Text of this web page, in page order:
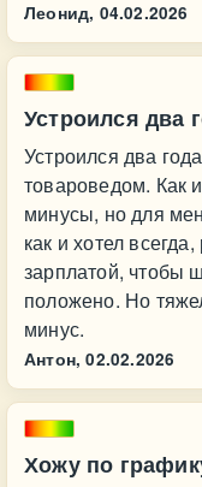
Леонид, 04.02.2026
Устроился два
Устроился два
товароведом. Как
минусы, но для
как и хотел
зарплатой, чтобы
положено. Но
минус.
Антон, 02.02.2026
Хожу по